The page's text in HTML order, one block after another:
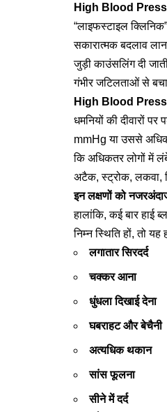
High Blood
“लाइफस्टाइल
सकारात्मक बदलाव
जुड़ी काउंसलिंग दी
गंभीर जटिलताओं से
High Blood
धमनियों की दीवारों
mmHg या उससे
कि अधिकतर लोगों में
अटैक, स्ट्रोक, लकवा,
इन लक्षणों को
हालांकि, कई बार हाई
निम्न स्थिति हों, तो
लगातार सिरदर्द
चक्कर आना
धुंधला दिखाई देना
घबराहट और बेचैनी
अत्यधिक थकान
सांस फूलना
सीने में दर्द